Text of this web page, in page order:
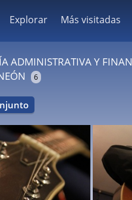
Explorar Más visitadas
ADMINISTRATIVA Y
6